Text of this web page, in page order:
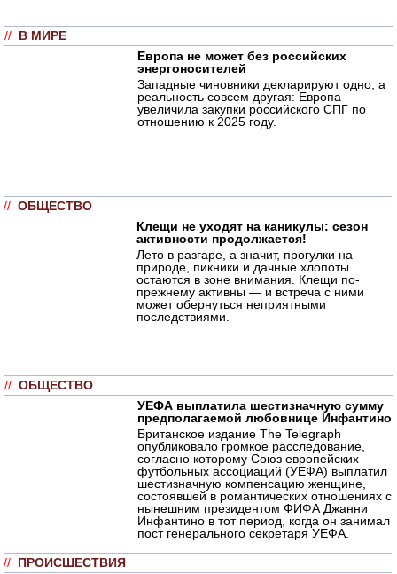
// В МИРЕ
Европа не может без российских
энергоносителей
Западные чиновники декларируют одно, а
реальность совсем другая: Европа
увеличила закупки российского СПГ по
отношению к 2025 году.
// ОБЩЕСТВО
Клещи не уходят на каникулы: сезон
активности продолжается!
Лето в разгаре, а значит, прогулки на
природе, пикники и дачные хлопоты
остаются в зоне внимания. Клещи по-
прежнему активны — и встреча с ними
может обернуться неприятными
последствиями.
// ОБЩЕСТВО
УЕФА выплатила шестизначную сумму
предполагаемой любовнице Инфантино
Британское издание The Telegraph
опубликовало громкое расследование,
согласно которому Союз европейских
футбольных ассоциаций (УЕФА) выплатил
шестизначную компенсацию женщине,
состоявшей в романтических отношениях с
нынешним президентом ФИФА Джанни
Инфантино в тот период, когда он занимал
пост генерального секретаря УЕФА.
// ПРОИСШЕСТВИЯ